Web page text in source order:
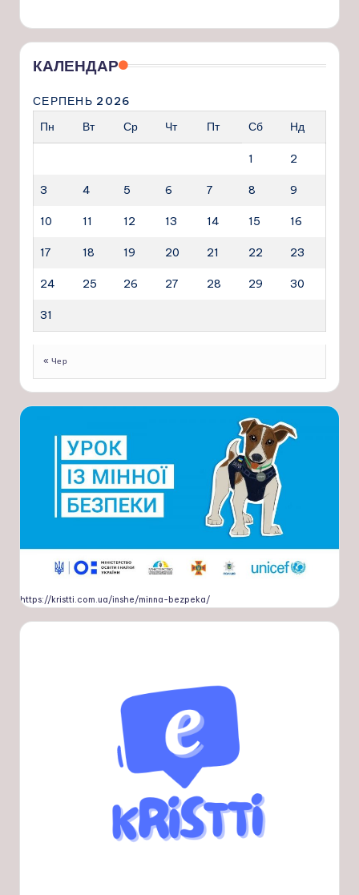
КАЛЕНДАР
СЕРПЕНЬ 2026
Пн
Вт Ср Чт Пт Сб Нд
1 2
3 4 5 6 7 8 9
10 11 12 13 14 15 16
17 18 19 20 21 22 23
24 25 26 27 28 29 30
31
« Чер
https://kristti.com.ua/inshe/minna-bezpeka/